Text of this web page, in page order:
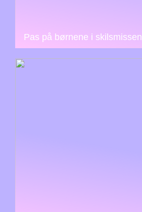
Pas på børnene i skilsmissen